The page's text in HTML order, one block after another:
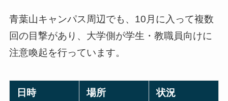
青葉山キャンパス周辺でも、10月に入って複数
回の目撃があり、大学側が学生・教職員向けに
注意喚起を行っています。
日時 場所 状況